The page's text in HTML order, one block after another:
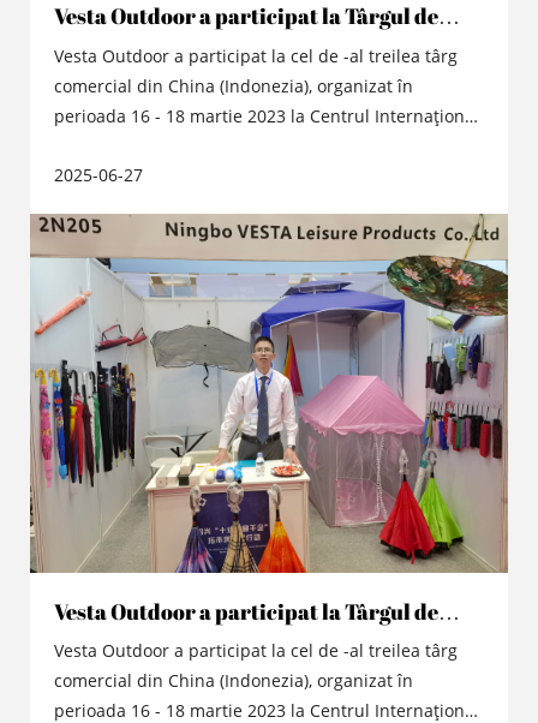
Vesta Outdoor a participat la Târgul de
comerț din China, Indonezia 2023
Vesta Outdoor a participat la cel de -al treilea târg
comercial din China (Indonezia), organizat în
perioada 16 - 18 martie 2023 la Centrul Internațional
din Indonezia, ca răspuns la Inițiativa Belt and Road
Indonezia.
2025-06-27
Vesta Outdoor a participat la Târgul de
comerț din China, Indonezia 2023
Vesta Outdoor a participat la cel de -al treilea târg
comercial din China (Indonezia), organizat în
perioada 16 - 18 martie 2023 la Centrul Internațional